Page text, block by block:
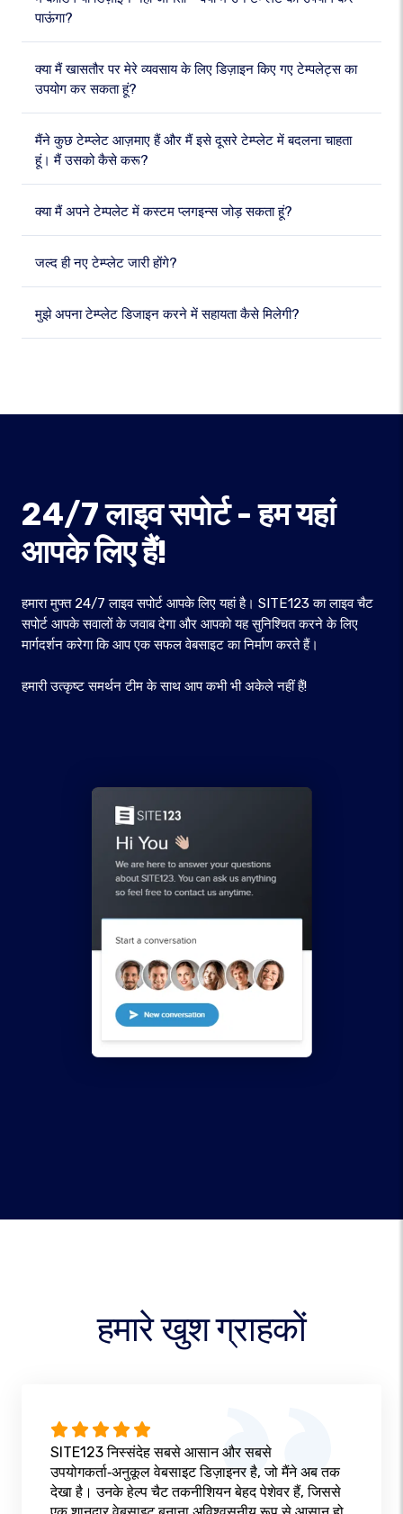
पाऊंगा?
क्या मैं खासतौर पर मेरे व्यवसाय के लिए डिज़ाइन किए गए टेम्पलेट्स का
उपयोग कर सकता हूं?
मैंने कुछ टेम्प्लेट आज़माए हैं और मैं इसे दूसरे टेम्प्लेट में बदलना चाहता
हूं। मैं उसको कैसे करू?
क्या मैं अपने टेम्पलेट में कस्टम प्लगइन्स जोड़ सकता हूं?
जल्द ही नए टेम्प्लेट जारी होंगे?
मुझे अपना टेम्प्लेट डिजाइन करने में सहायता कैसे मिलेगी?
24/7 लाइव सपोर्ट - हम यहां
आपके लिए हैं!
हमारा मुफ्त 24/7 लाइव सपोर्ट आपके लिए यहां है। SITE123 का लाइव चैट
सपोर्ट आपके सवालों के जवाब देगा और आपको यह सुनिश्चित करने के लिए
मार्गदर्शन करेगा कि आप एक सफल वेबसाइट का निर्माण करते हैं।
हमारी उत्कृष्ट समर्थन टीम के साथ आप कभी भी अकेले नहीं हैं!
हमारे खुश ग्राहकों
SITE123 निस्संदेह सबसे आसान और सबसे
उपयोगकर्ता‑अनुकूल वेबसाइट डिज़ाइनर है, जो मैंने अब तक
देखा है। उनके हेल्प चैट तकनीशियन बेहद पेशेवर हैं, जिससे